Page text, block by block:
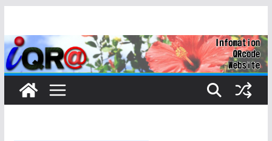
テ
ン